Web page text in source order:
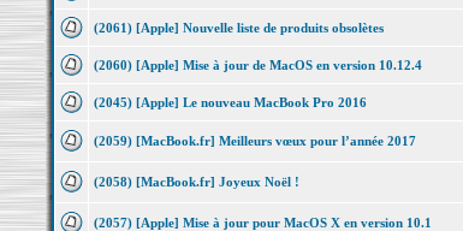
(2061) [Apple] Nouvelle liste de produits obsolètes
(2060) [Apple] Mise à jour de MacOS en version 10.12.4
(2045) [Apple] Le nouveau MacBook Pro 2016
(2059) [MacBook.fr] Meilleurs vœux pour l’année 2017
(2058) [MacBook.fr] Joyeux Noël !
(2057) [Apple] Mise à jour pour MacOS X en version 10.1